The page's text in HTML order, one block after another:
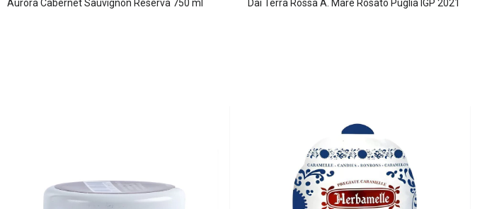
Aurora Cabernet Sauvignon Reserva 750 ml Dai Terra Rossa A. Mare Rosato Puglia IGP 2021